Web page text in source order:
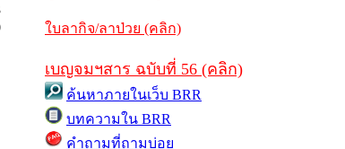
ใบลากิจ/ลาป่วย (คลิก)
เบญจมฯสาร ฉบับที่ 56 (คลิก)
ค้นหาภายในเว็บ BRR
บทความใน BRR
คำถามที่ถามบ่อย